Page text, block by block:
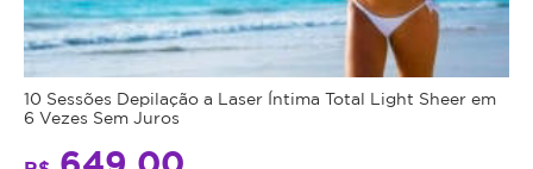
10 Sessões Depilação a Laser Íntima Total Light Sheer em
6 Vezes Sem Juros